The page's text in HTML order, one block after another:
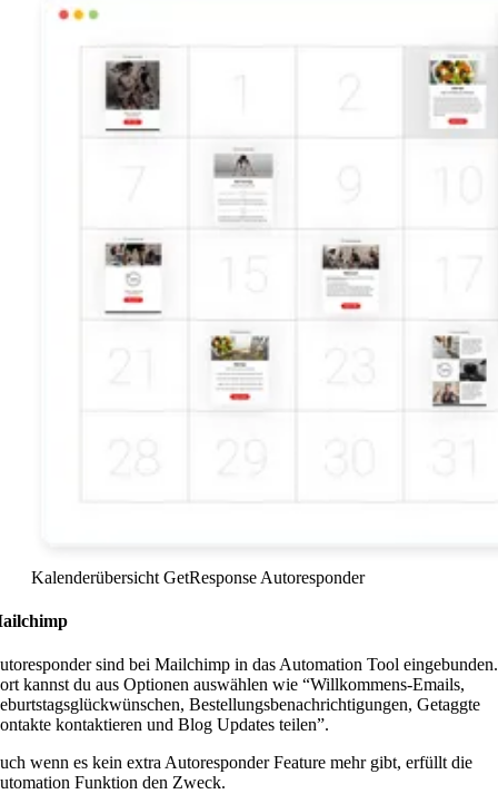
Kalenderübersicht GetResponse Autoresponder
sind bei Mailchimp in das Automation Tool eingebunden.
kannst du aus Optionen auswählen wie “Willkommens-Emails,
Bestellungsbenachrichtigungen, Getaggte
kontaktieren und Blog Updates teilen”.
wenn es kein extra Autoresponder Feature mehr gibt, erfüllt die
Funktion den Zweck.